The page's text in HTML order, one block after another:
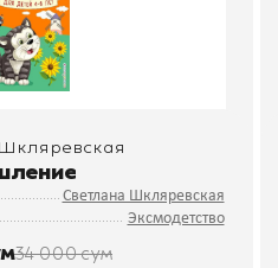
Светлана Шкляревская
Эксмодетство
34 000 сум